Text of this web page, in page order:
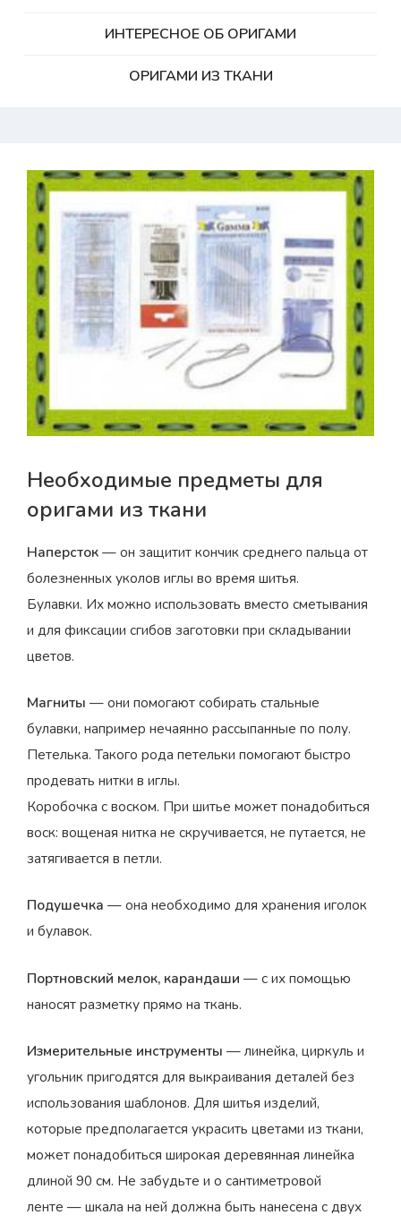
ИНТЕРЕСНОЕ ОБ ОРИГАМИ
ОРИГАМИ ИЗ ТКАНИ
Необходимые предметы для
оригами из ткани
Наперсток— он защитит кончик среднего пальца от
болезненных уколов иглы во время шитья.
Булавки. Их можно использовать вместо сметывания
и для фиксации сгибов заготовки при складывании
цветов.
Магниты — они помогают собирать стальные
булавки, например нечаянно рассыпанные по полу.
Петелька. Такого рода петельки помогают быстро
продевать нитки в иглы.
Коробочка с воском. При шитье может понадобиться
воск: вощеная нитка не скручивается, не путается, не
затягивается в петли.
Подушечка — она необходимо для хранения иголок
и булавок.
Портновский мелок, карандаши — с их помощью
наносят разметку прямо на ткань.
Измерительные инструменты — линейка, циркуль и
угольник пригодятся для выкраивания деталей без
использования шаблонов. Для шитья изделий,
которые предполагается украсить цветами из ткани,
может понадобиться широкая деревянная линейка
длиной 90 см. Не забудьте и о сантиметровой
ленте — шкала на ней должна быть нанесена с двух